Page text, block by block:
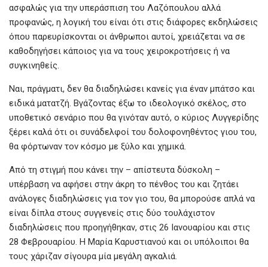
ασφαλώς για την υπεράσπιση του Λαζόπουλου αλλά
προφανώς, η λογική του είναι ότι στις διάφορες εκδηλώσεις
όπου παρευρίσκονται οι άνθρωποι αυτοί, χρειάζεται να σε
καθοδηγήσει κάποιος για να τους χειροκροτήσεις ή να
συγκινηθείς.
Ναι, πράγματι, δεν θα διαδηλώσει κανείς για έναν μπάτσο και
ειδικά ματατζή. Βγάζοντας έξω το ιδεολογικό σκέλος, στο
υποθετικό σενάριο που θα γινόταν αυτό, ο κύριος Λυγγερίδης
ξέρει καλά ότι οι συνάδελφοί του δολοφονηθέντος γιου του,
θα φόρτωναν τον κόσμο με ξύλο και χημικά.
Από τη στιγμή που κάνει την – απίστευτα δύσκολη –
υπέρβαση να αφήσει στην άκρη το πένθος του και ζητάει
ανάλογες διαδηλώσεις για τον γιο του, θα μπορούσε απλά να
είναι δίπλα στους συγγενείς στις δύο τουλάχιστον
διαδηλώσεις που προηγήθηκαν, στις 26 Ιανουαρίου και στις
28 Φεβρουαρίου. Η Μαρία Καρυστιανού και οι υπόλοιποι θα
τους χάριζαν σίγουρα μία μεγάλη αγκαλιά.